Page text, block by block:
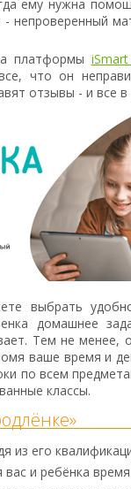
ему нужна
непроверенный
платформы
что он
отзывы - и все
выбрать
домашнее
Тем не
ваше время и
по всем
классы.
из его
и ребёнка